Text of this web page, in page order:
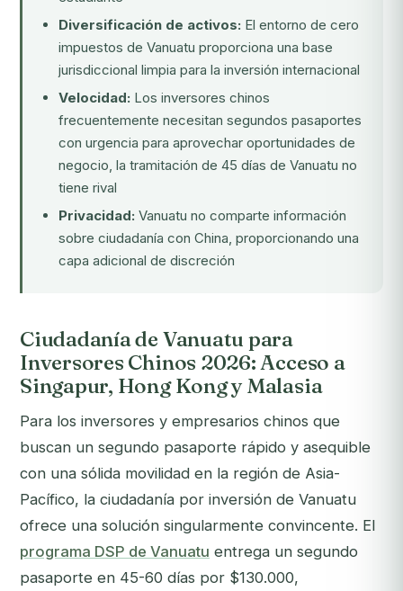
Diversificación de activos: El entorno de cero
impuestos de Vanuatu proporciona una base
jurisdiccional limpia para la inversión internacional
Velocidad: Los inversores chinos
frecuentemente necesitan segundos pasaportes
con urgencia para aprovechar oportunidades de
negocio, la tramitación de 45 días de Vanuatu no
tiene rival
Privacidad: Vanuatu no comparte información
sobre ciudadanía con China, proporcionando una
capa adicional de discreción
Ciudadanía de Vanuatu para
Inversores Chinos 2026: Acceso a
Singapur, Hong Kong y Malasia
Para los inversores y empresarios chinos que
buscan un segundo pasaporte rápido y asequible
con una sólida movilidad en la región de Asia-
Pacífico, la ciudadanía por inversión de Vanuatu
ofrece una solución singularmente convincente. El
programa DSP de Vanuatu entrega un segundo
pasaporte en 45-60 días por $130.000,